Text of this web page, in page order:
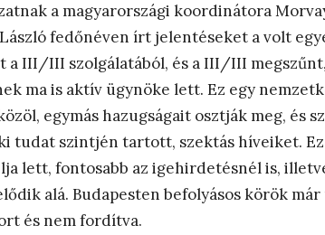
a magyarországi koordinátora
fedőnéven írt jelentéseket a volt
III/III szolgálatából, és a III/III
ma is aktív ügynöke lett. Ez egy
egymás hazugságait osztják meg, és
tudat szintjén tartott, szektás híveiket. Ez
lett, fontosabb az igehirdetésnél is,
alá. Budapesten befolyásos körök
és nem fordítva.